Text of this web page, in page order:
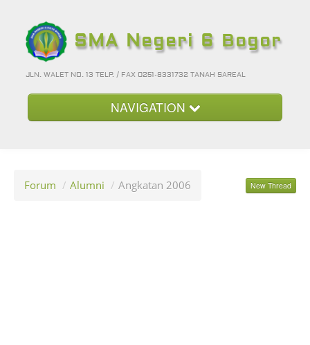
SMA Negeri 6 Bogor
JLN. WALET NO. 13 TELP. / FAX 0251-8331732 TANAH SAREAL
NAVIGATION
Album Foto
Forum / Alumni / Angkatan 2006 New Thread